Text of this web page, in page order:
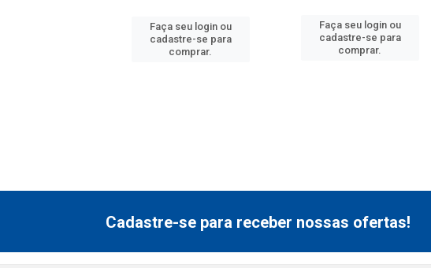
Faça seu login ou
cadastre-se para
comprar.
Faça seu login ou
cadastre-se para
comprar.
Cadastre-se para receber nossas ofertas!